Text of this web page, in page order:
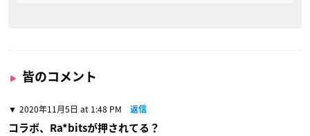
皆のコメント
2020年11月5日 at 1:48 PM 返信
コラボ、Ra*bitsが押されてる？